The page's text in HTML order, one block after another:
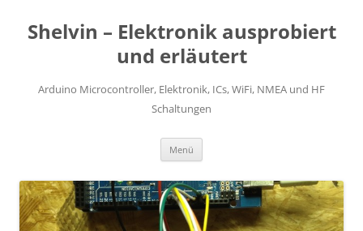
springen
Shelvin – Elektronik ausprobiert
und erläutert
Arduino Microcontroller, Elektronik, ICs, WiFi, NMEA und HF
Schaltungen
Menü